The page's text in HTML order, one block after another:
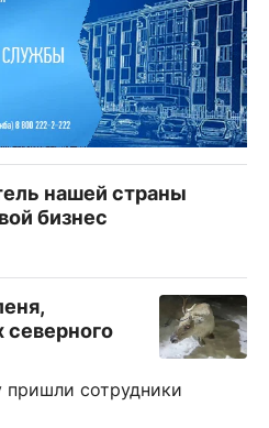
нашей страны
бизнес
северного
сотрудники